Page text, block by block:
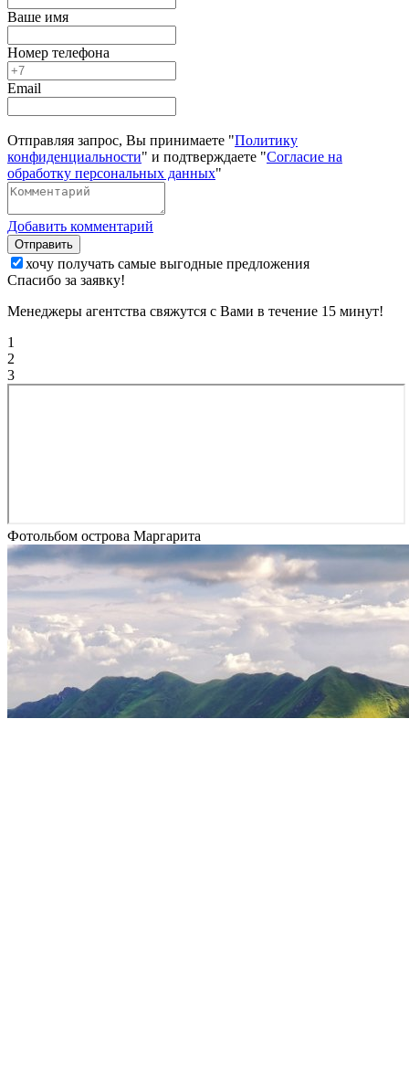
Ваше имя
Номер телефона
Email
Отправляя запрос, Вы принимаете "Политику
конфиденциальности" и подтверждаете "Согласие на
обработку персональных данных"
Добавить комментарий
Отправить
хочу получать самые выгодные предложения
Спасибо за заявку!
Менеджеры агентства свяжутся с Вами в течение 15 минут!
1
2
3
Фотольбом острова Маргарита